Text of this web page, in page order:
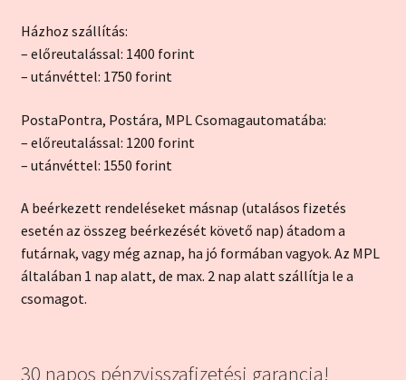
Házhoz szállítás:
– előreutalással: 1400 forint
– utánvéttel: 1750 forint
PostaPontra, Postára, MPL Csomagautomatába:
– előreutalással: 1200 forint
– utánvéttel: 1550 forint
A beérkezett rendeléseket másnap (utalásos fizetés
esetén az összeg beérkezését követő nap) átadom a
futárnak, vagy még aznap, ha jó formában vagyok. Az MPL
általában 1 nap alatt, de max. 2 nap alatt szállítja le a
csomagot.
30 napos pénzvisszafizetési garancia!